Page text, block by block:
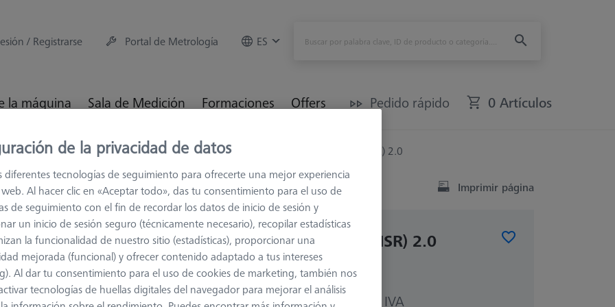
/ Registrarse Portal de Metrología ES
la máquina Sala de Medición Formaciones Offers Pedido rápido 0 Artículos
para máquinas de medición Racks de Sensores Multi-Sensor-Rack (MSR) 2.0
Imprimir página
Multi-Sensor-Rack (MSR) 2.0
626100-9300-003
más el IVA
de la privacidad de datos
diferentes tecnologías de seguimiento para ofrecerte una mejor experiencia
Al hacer clic en «Aceptar todo», das tu consentimiento para el uso de
de seguimiento con el fin de recordar los datos de inicio de sesión y
un inicio de sesión seguro (técnicamente necesario), recopilar estadísticas
la funcionalidad de nuestro sitio (estadísticas), proporcionar una
mejorada (funcional) y ofrecer contenido adaptado a tus intereses
Al dar tu consentimiento para el uso de cookies de marketing, también nos
tecnologías de huellas digitales del navegador para mejorar el análisis